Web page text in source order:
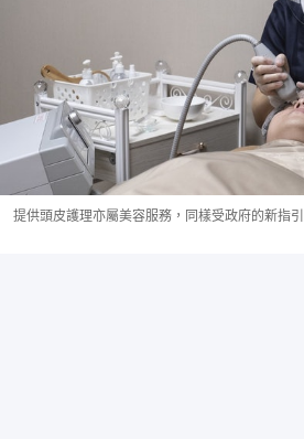
提供頭皮護理亦屬美容服務，同樣受政府的新指引